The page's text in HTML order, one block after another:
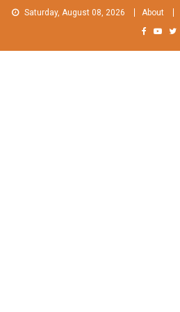
Skip
Saturday, August 08, 2026 About